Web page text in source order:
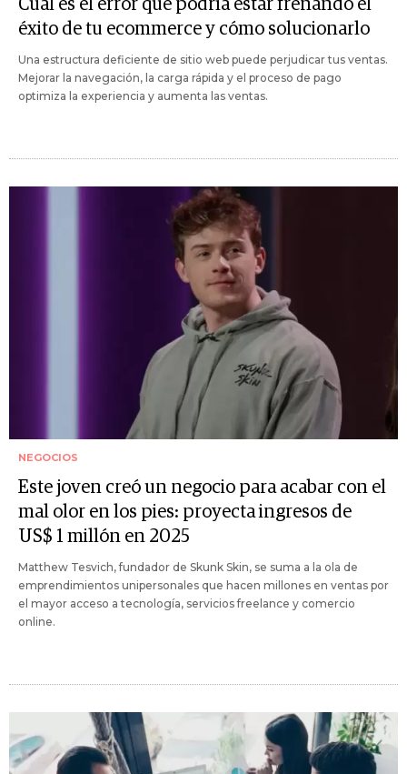
Cuál es el error que podría estar frenando el
éxito de tu ecommerce y cómo solucionarlo
Una estructura deficiente de sitio web puede perjudicar tus ventas.
Mejorar la navegación, la carga rápida y el proceso de pago
optimiza la experiencia y aumenta las ventas.
NEGOCIOS
Este joven creó un negocio para acabar con el
mal olor en los pies: proyecta ingresos de
US$ 1 millón en 2025
Matthew Tesvich, fundador de Skunk Skin, se suma a la ola de
emprendimientos unipersonales que hacen millones en ventas por
el mayor acceso a tecnología, servicios freelance y comercio
online.